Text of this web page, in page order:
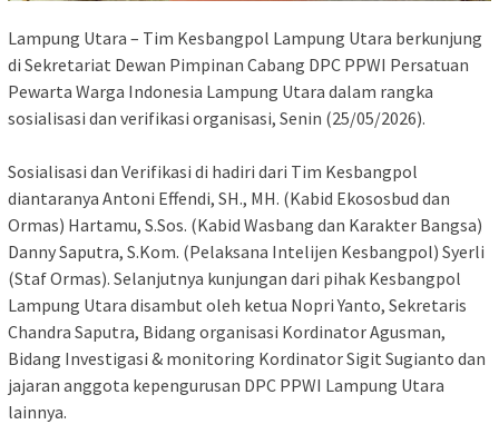
‎Lampung Utara – Tim Kesbangpol Lampung Utara berkunjung
di Sekretariat Dewan Pimpinan Cabang DPC PPWI Persatuan
Pewarta Warga Indonesia Lampung Utara dalam rangka
sosialisasi dan verifikasi organisasi, Senin (25/05/2026).
‎Sosialisasi dan Verifikasi di hadiri dari Tim Kesbangpol
diantaranya Antoni Effendi, SH., MH. (Kabid Ekososbud dan
Ormas) Hartamu, S.Sos. (Kabid Wasbang dan Karakter Bangsa)
Danny Saputra, S.Kom. (Pelaksana Intelijen Kesbangpol) Syerli
(Staf Ormas). Selanjutnya kunjungan dari pihak Kesbangpol
Lampung Utara disambut oleh ketua Nopri Yanto, Sekretaris
Chandra Saputra, Bidang organisasi Kordinator Agusman,
Bidang Investigasi & monitoring Kordinator Sigit Sugianto dan
jajaran anggota kepengurusan DPC PPWI Lampung Utara
lainnya.